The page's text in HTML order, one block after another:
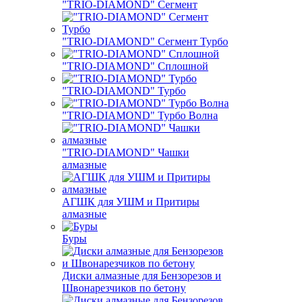
"TRIO-DIAMOND" Сегмент
"TRIO-DIAMOND" Сегмент Турбо
"TRIO-DIAMOND" Сплошной
"TRIO-DIAMOND" Турбо
"TRIO-DIAMOND" Турбо Волна
"TRIO-DIAMOND" Чашки
алмазные
АГШК для УШМ и Притиры
алмазные
Буры
Диски алмазные для Бензорезов и
Швонарезчиков по бетону